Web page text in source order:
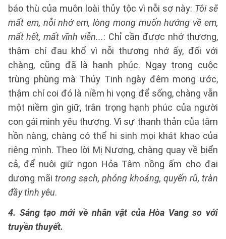
báo thù của muôn loài thủy tộc vì nỗi sợ này: Tôi sẽ
mất em, nỗi nhớ em, lòng mong muốn hướng về em,
mất hết, mất vĩnh viễn...: Chỉ cần được nhớ thương,
thậm chí đau khổ vì nỗi thương nhớ ấy, đối với
chàng, cũng đã là hạnh phúc. Ngay trong cuộc
trùng phùng mà Thủy Tinh ngày đêm mong ước,
thậm chí coi đó là niềm hi vọng để sống, chàng vẫn
một niềm gìn giữ, trân trọng hạnh phúc của người
con gái mình yêu thương. Vì sự thanh thản của tâm
hồn nàng, chàng có thể hi sinh mọi khát khao của
riêng mình. Theo lời Mị Nương, chàng quay về biển
cả, để nuôi giữ ngọn Hỏa Tâm nồng ấm cho đại
dương mãi trong sạch, phóng khoáng, quyến rũ, tràn
đầy tình yêu.
4. Sáng tạo mới về nhân vật của Hòa Vang so với
truyền thuyết.